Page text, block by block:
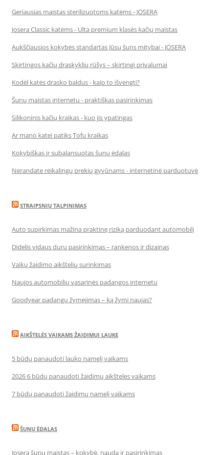
Geriausias maistas sterilizuotoms katėms - JOSERA
Josera Classic katėms - Ulta premium klasės kačių maistas
Aukščiausios kokybės standartas Jūsų šuns mitybai - JOSERA
Skirtingos kačių draskyklių rūšys – skirtingi privalumai
Kodėl katės drasko baldus - kaip to išvengti?
Šunų maistas internetu - praktiškas pasirinkimas
Silikoninis kačių kraikas - kuo jis ypatingas
Ar mano katei patiks Tofu kraikas
Kokybiškas ir subalansuotas šunų ėdalas
Nerandate reikalingų prekių gyvūnams - internetinė parduotuvė
STRAIPSNIŲ TALPINIMAS
Auto supirkimas mažina praktinę riziką parduodant automobilį
Didelis vidaus durų pasirinkimas – rankenos ir dizainas
Vaikų žaidimo aikštelių surinkimas
Naujos automobilių vasarinės padangos internetu
Goodyear padangų žymėjimas – ką žymi naujas?
AIKŠTELĖS VAIKAMS ŽAIDIMUI LAUKE
5 būdų panaudoti lauko namelį vaikams
2026 6 būdų panaudoti žaidimų aikšteles vaikams
7 būdų panaudoti žaidimų namelį vaikams
ŠUNŲ ĖDALAS
Josera šunų maistas – kokybė, nauda ir pasirinkimas